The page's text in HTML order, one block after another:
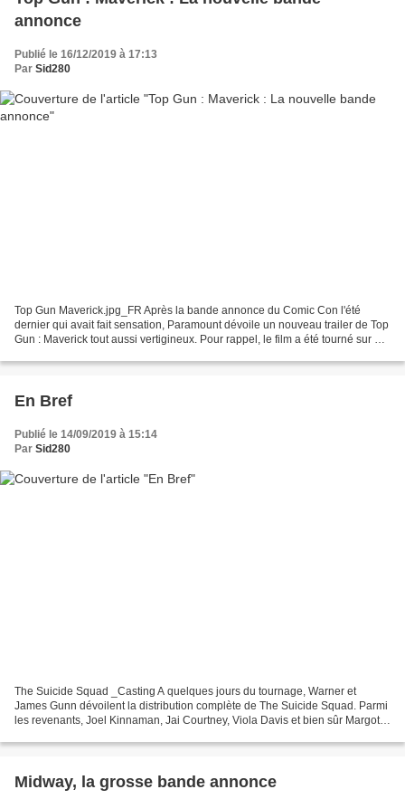
annonce
Publié le 16/12/2019 à 17:13
Par Sid280
Top Gun Maverick.jpg_FR Après la bande annonce du Comic Con l'été
dernier qui avait fait sensation, Paramount dévoile un nouveau trailer de Top
Gun : Maverick tout aussi vertigineux. Pour rappel, le film a été tourné sur de
En Bref
Publié le 14/09/2019 à 15:14
Par Sid280
The Suicide Squad _Casting A quelques jours du tournage, Warner et
James Gunn dévoilent la distribution complète de The Suicide Squad. Parmi
les revenants, Joel Kinnaman, Jai Courtney, Viola Davis et bien sûr Margot
Midway, la grosse bande annonce